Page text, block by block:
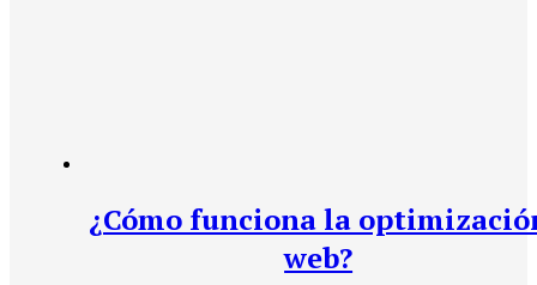
¿Cómo funciona la
web?